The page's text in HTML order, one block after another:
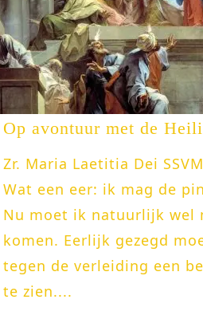
Op avontuur met de
Zr. Maria Laetitia Dei SSVM
Wat een eer: ik mag de
Nu moet ik natuurlijk wel
komen. Eerlijk gezegd
tegen de verleiding een
te zien....